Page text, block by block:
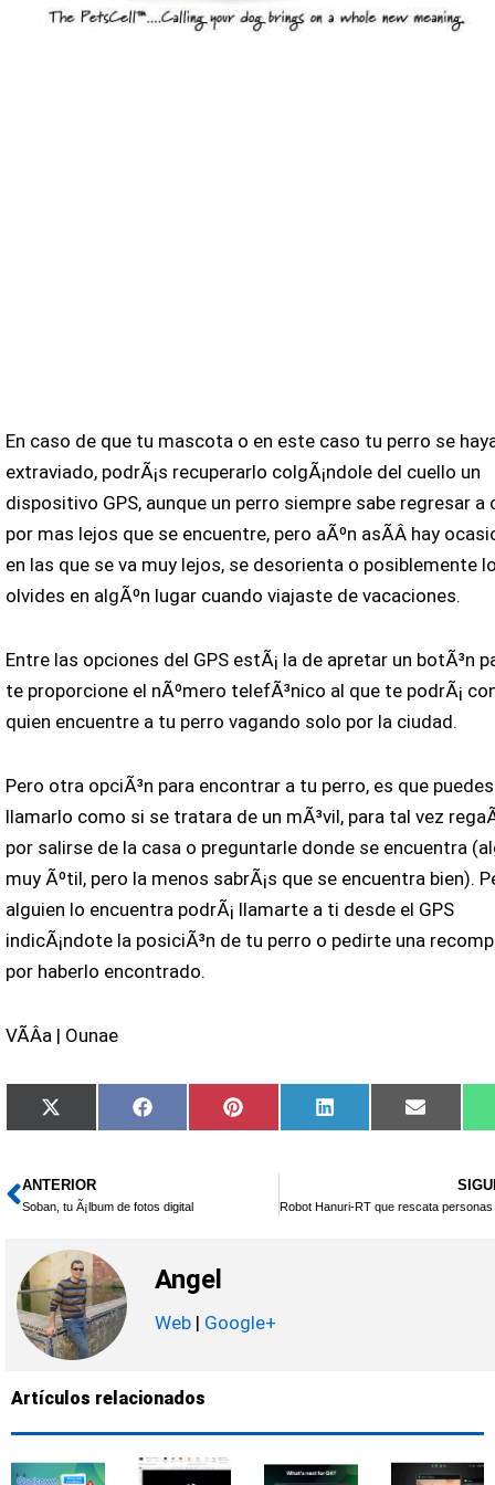
En caso de que tu mascota o en este caso tu perro se
extraviado, podrÃ¡s recuperarlo colgÃ¡ndole del cuello un
dispositivo GPS, aunque un perro siempre sabe regresar a
por mas lejos que se encuentre, pero aÃºn asÃ­Â­ hay
en las que se va muy lejos, se desorienta o posiblemente
olvides en algÃºn lugar cuando viajaste de vacaciones.
Entre las opciones del GPS estÃ¡ la de apretar un botÃ³n
te proporcione el nÃºmero telefÃ³nico al que te podrÃ¡
quien encuentre a tu perro vagando solo por la ciudad.
Pero otra opciÃ³n para encontrar a tu perro, es que puedes
llamarlo como si se tratara de un mÃ³vil, para tal vez
por salirse de la casa o preguntarle donde se encuentra
muy Ãºtil, pero la menos sabrÃ¡s que se encuentra bien).
alguien lo encuentra podrÃ¡ llamarte a ti desde el GPS
indicÃ¡ndote la posiciÃ³n de tu perro o pedirte una
por haberlo encontrado.
VÃ­Â­a | Ounae
Compartir
en
X
(Twitter)
Compartir
en
Facebook Compartir
en
Pinterest
Compartir
en
LinkedIn
en
Email
Ant
ANTERIOR
Soban, tu Ã¡lbum de fotos digital
Angel
Web | Google+
Artículos relacionados